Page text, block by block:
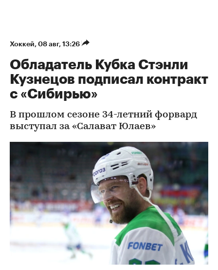
Хоккей⁠, 08 авг, 13:26
Обладатель Кубка Стэнли
Кузнецов подписал контракт
с «Сибирью»
В прошлом сезоне 34-летний форвард
выступал за «Салават Юлаев»